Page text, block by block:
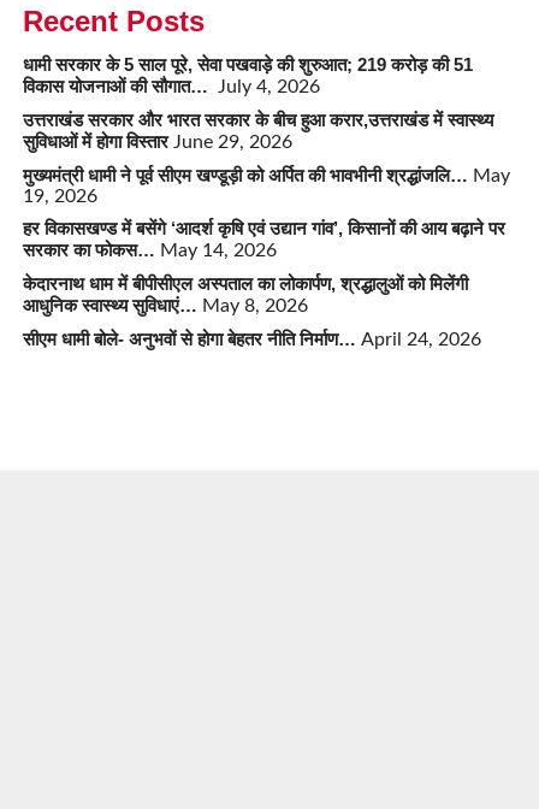
Recent Posts
धामी सरकार के 5 साल पूरे, सेवा पखवाड़े की शुरुआत; 219 करोड़ की 51
विकास योजनाओं की सौगात…
July 4, 2026
उत्तराखंड सरकार और भारत सरकार के बीच हुआ करार,उत्तराखंड में स्वास्थ्य
सुविधाओं में होगा विस्तार June 29, 2026
मुख्यमंत्री धामी ने पूर्व सीएम खण्डूड़ी को अर्पित की भावभीनी श्रद्धांजलि… May
19, 2026
हर विकासखण्ड में बसेंगे ‘आदर्श कृषि एवं उद्यान गांव’, किसानों की आय बढ़ाने पर
सरकार का फोकस… May 14, 2026
केदारनाथ धाम में बीपीसीएल अस्पताल का लोकार्पण, श्रद्धालुओं को मिलेंगी
आधुनिक स्वास्थ्य सुविधाएं… May 8, 2026
सीएम धामी बोले- अनुभवों से होगा बेहतर नीति निर्माण… April 24, 2026